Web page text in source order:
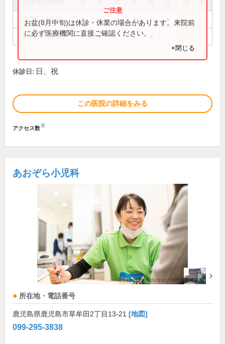
祝
8:30～12:30 ● ● ● ● ●
14:30～18:00 ● ● ●
お盆(8月中旬)は休診・休業の場合があります。来院前
に必ず医療機関に直接ご確認ください。
×閉じる
休診日: 日、祝
この医院の詳細をみる
アクセス数※
あおぞら小児科
所在地・電話番号
鹿児島県鹿児島市草牟田2丁目13-21 [地図]
099-295-3838